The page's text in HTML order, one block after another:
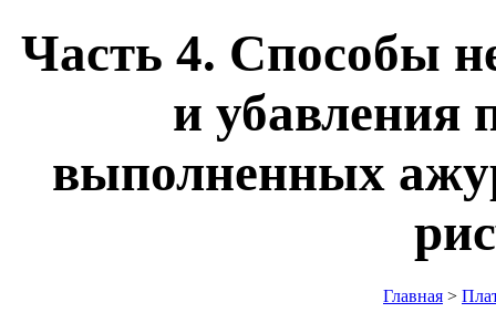
Часть 4. Способы
и убавления
выполненных
Главная >